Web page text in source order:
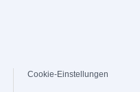
Cookie-Einstellungen